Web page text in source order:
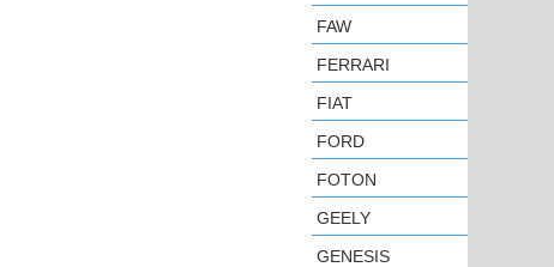
FAW
FERRARI
FIAT
FORD
FOTON
GEELY
GENESIS